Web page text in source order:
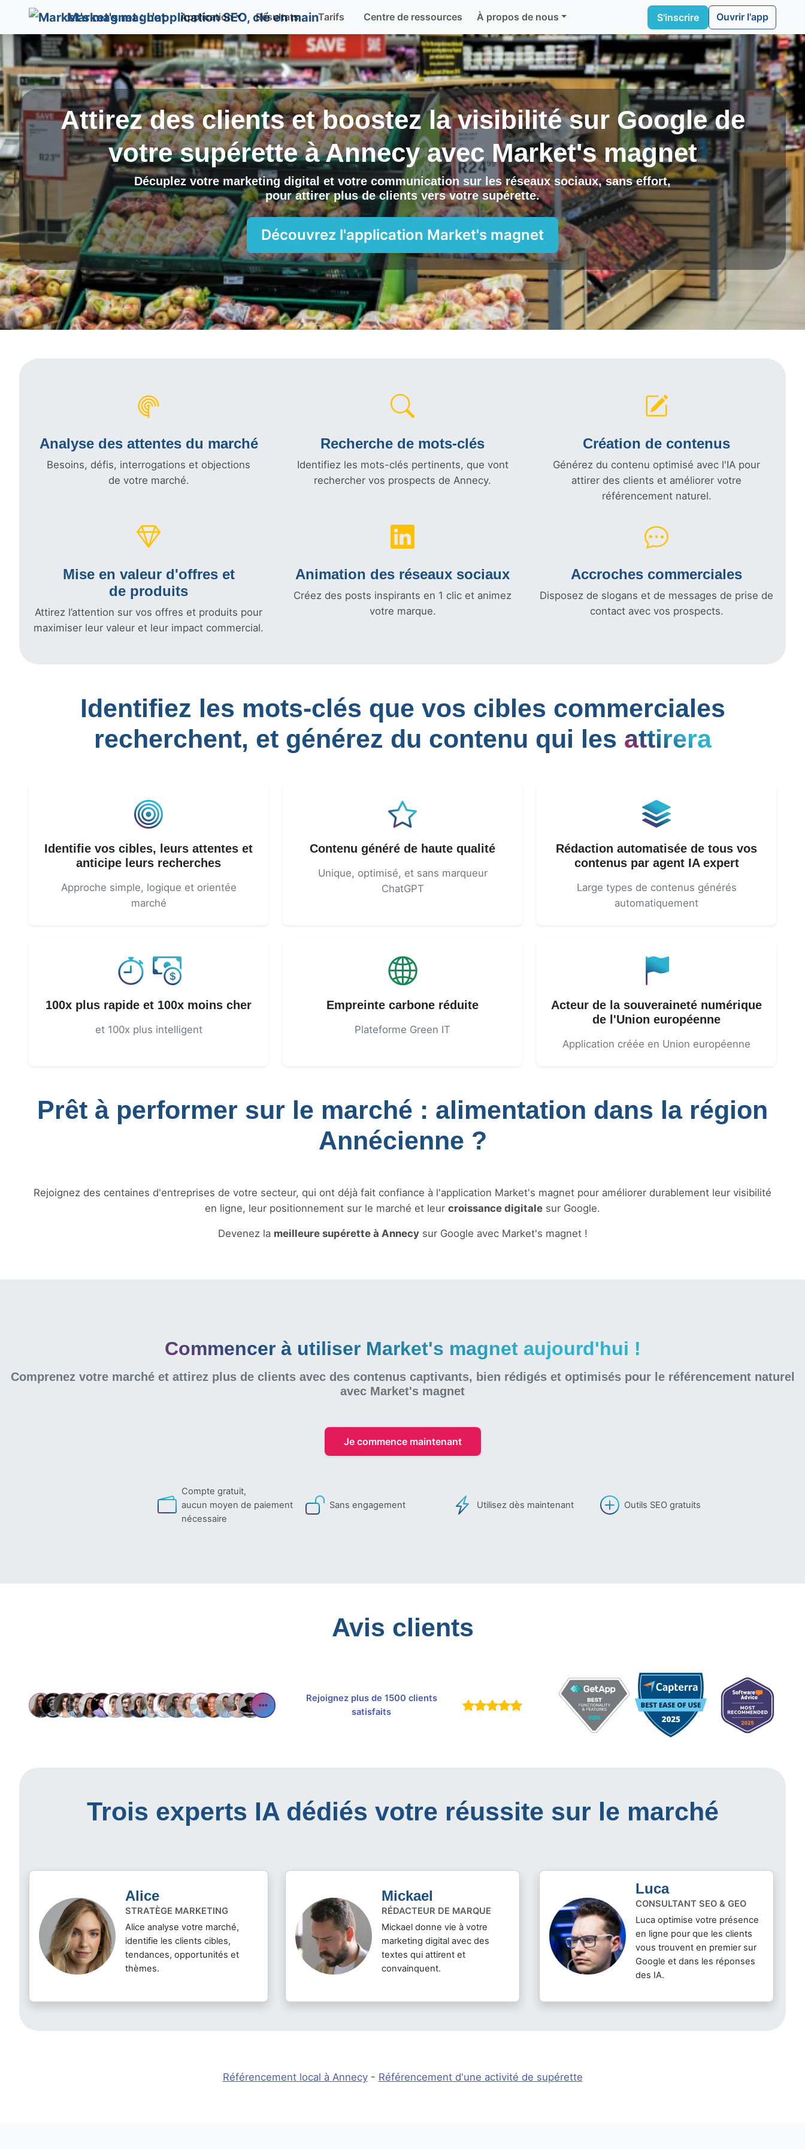
Market's magnet Application Résultats Tarifs Centre de ressources À propos de nous S'inscrire Ouvrir l'app
Attirez des clients et boostez la visibilité sur Google de
votre supérette àAnnecyavec Market's magnet
Décuplez votre marketing digital et votre communication sur les réseaux sociaux, sans effort,
pour attirer plus de clients versvotre supérette.
Découvrez l'application Market's magnet
Analyse des attentes du marché
Besoins, défis, interrogations et objections
de votre marché.
Recherche de mots-clés
Identifiez les mots-clés pertinents, que vont
rechercher vos prospects de Annecy.
Création de contenus
Générez du contenu optimisé avec l'IA pour
attirer des clients et améliorer votre
référencement naturel.
Mise en valeur d'offres et
de produits
Attirez l’attention sur vos offres et produits pour
maximiser leur valeur et leur impact commercial.
Animation des réseaux sociaux
Créez des posts inspirants en 1 clic et animez
votre marque.
Accroches commerciales
Disposez de slogans et de messages de prise de
contact avec vos prospects.
Identifiez les mots-clés que vos cibles commerciales
recherchent, et générez du contenu qui les attirera
Identifie vos cibles, leurs attentes et
anticipe leurs recherches
Approche simple, logique et orientée
marché
Contenu généré de haute qualité
Unique, optimisé, et sans marqueur
ChatGPT
Rédaction automatisée de tous vos
contenus par agent IA expert
Large types de contenus générés
automatiquement
100x plus rapide et 100x moins cher
et 100x plus intelligent
Empreinte carbone réduite
Plateforme Green IT
Acteur de la souveraineté numérique
de l'Union européenne
Application créée en Union européenne
Prêt à performer sur le marché : alimentation dans la région
Annécienne ?
Rejoignez des centaines d'entreprises de votre secteur, qui ont déjà fait confiance à l'application Market's magnet pour améliorer durablement leur visibilité
en ligne, leur positionnement sur le marché et leur croissance digitale sur Google.
Devenez la meilleure supérette à Annecysur Google avec Market's magnet !
Commencer à utiliser Market's magnet aujourd'hui !
Comprenez votre marché et attirez plus de clients avec des contenus captivants, bien rédigés et optimisés pour le référencement naturel
avec Market's magnet
Je commence maintenant
Compte gratuit,
aucun moyen de paiement
nécessaire
Sans engagement Utilisez dès maintenant Outils SEO gratuits
Avis clients
Rejoignez plus de 1500 clients
satisfaits
Trois experts IA dédiés votre réussite sur le marché
Alice
STRATÈGE MARKETING
Alice analyse votre marché,
identifie les clients cibles,
tendances, opportunités et
thèmes.
Mickael
RÉDACTEUR DE MARQUE
Mickael donne vie à votre
marketing digital avec des
textes qui attirent et
convainquent.
Luca
CONSULTANT SEO & GEO
Luca optimise votre présence
en ligne pour que les clients
vous trouvent en premier sur
Google et dans les réponses
des IA.
Référencement local à Annecy- Référencement d'une activité de supérette